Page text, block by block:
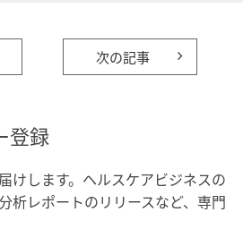
次の記事
登録
けします。ヘルスケアビジネスの
析レポートのリリースなど、専門